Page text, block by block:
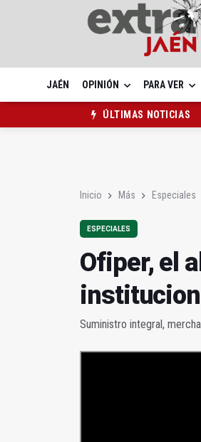
JAÉN OPINIÓN PARA VER
ÚLTIMAS NOTICIAS
Inicio Más Especiales
ESPECIALES
Ofiper, el
Suministro integral,